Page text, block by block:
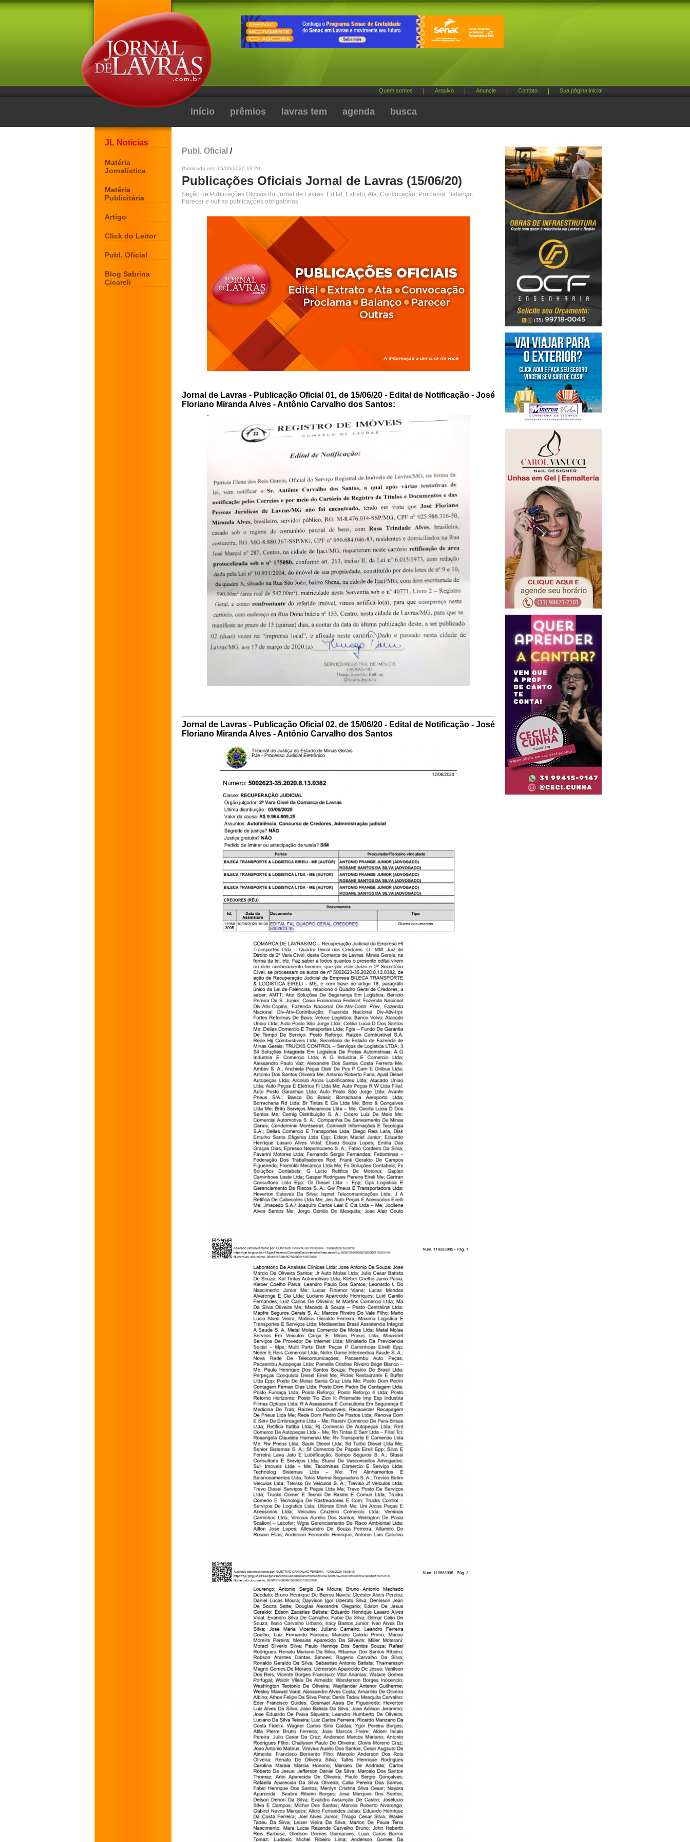
Quem somos Arquivo Anuncie Contato Sua página inicial
início prêmios lavras tem agenda busca
JL Notícias
Matéria
Jornalística
Matéria
Publicitária
Artigo
Click do Leitor
Publ. Oficial
Blog Sabrina
Cicareli
Publ. Oficial /
Publicada em: 15/06/2020 19:20
Publicações Oficiais Jornal de Lavras (15/06/20)
Seção de Publicações Oficiais do Jornal de Lavras: Edital, Extrato, Ata, Convocação, Proclama, Balanço,
Parecer e outras publicações obrigatórias
Jornal de Lavras - Publicação Oficial 01, de 15/06/20 - Edital de Notificação - José
Floriano Miranda Alves - Antônio Carvalho dos Santos:
Jornal de Lavras - Publicação Oficial 02, de 15/06/20 - Edital de Notificação - José
Floriano Miranda Alves - Antônio Carvalho dos Santos